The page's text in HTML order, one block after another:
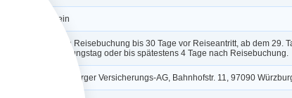
Nein
Nach Reisebuchung bis 30 Tage vor Reiseantritt, ab dem 29.
Buchungstag oder bis spätestens 4 Tage nach Reisebuchung.
Würzburger Versicherungs-AG, Bahnhofstr. 11, 97090